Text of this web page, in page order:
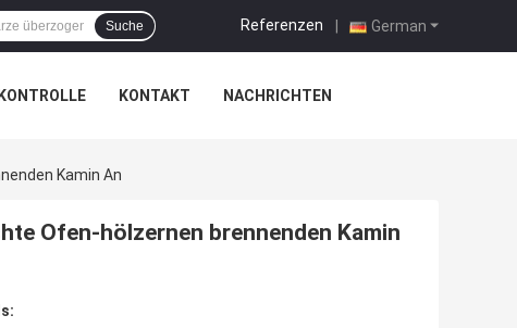
German
Referenzen |
Suche
KONTAKT NACHRICHTEN
Kamin An
Ofen-hölzernen brennenden Kamin